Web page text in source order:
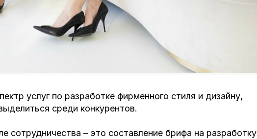
услуг по разработке фирменного стиля и дизайну,
среди конкурентов.
сотрудничества – это составление брифа на разработку